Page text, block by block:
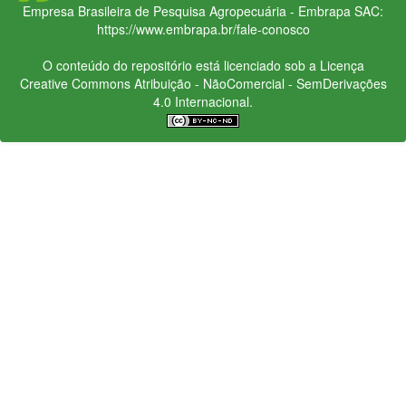
Empresa Brasileira de Pesquisa Agropecuária - Embrapa SAC:
https://www.embrapa.br/fale-conosco
O conteúdo do repositório está licenciado sob a Licença
Creative CommonsAtribuição - NãoComercial - SemDerivações
4.0 Internacional.